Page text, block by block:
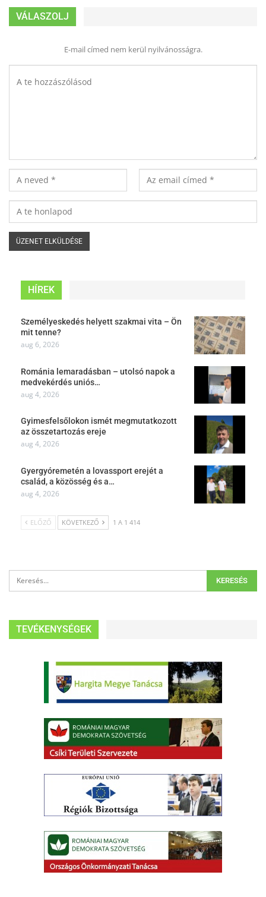
VÁLASZOLJ
E-mail címed nem kerül nyilvánosságra.
HÍREK
Személyeskedés helyett szakmai vita – Ön
mit tenne?
aug 6, 2026
Románia lemaradásban – utolsó napok a
medvekérdés uniós…
aug 4, 2026
Gyimesfelsőlokon ismét megmutatkozott
az összetartozás ereje
aug 4, 2026
Gyergyóremetén a lovassport erejét a
család, a közösség és a…
aug 4, 2026
ELŐZŐ KÖVETKEZŐ 1 A 1 414
TEVÉKENYSÉGEK